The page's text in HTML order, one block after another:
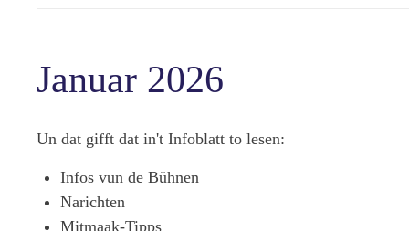
Januar 2026
Un dat gifft dat in't Infoblatt to lesen:
Infos vun de Bühnen
Narichten
Mitmaak-Tipps